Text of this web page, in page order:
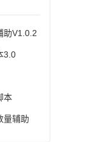
助V1.0.2
3.0
本
量辅助